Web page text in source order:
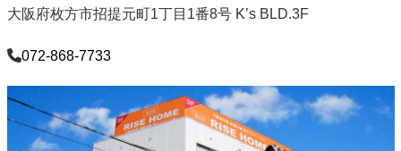
大阪府枚方市招提元町1丁目1番8号 K’s BLD.3F
072-868-7733